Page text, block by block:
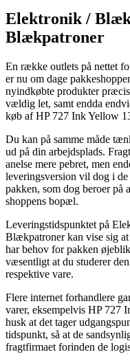
Elektronik /
Blækpatroner
En række outlets på nettet
er nu om dage
nyindkøbte produkter
vældig let, samt endda
køb af HP 727 Ink Yellow
Du kan på samme måde
ud på din arbejdsplads.
anelse mere pebret, men
leveringsversion vil dog i
pakken, som dog beroer på
shoppens bopæl.
Leveringstidspunktet på
Blækpatroner kan vise sig
har behov for pakken
væsentligt at du studerer
respektive vare.
Flere internet forhandlere
varer, eksempelvis HP 727
husk at det tager
tidspunkt, så at de
fragtfirmaet forinden de